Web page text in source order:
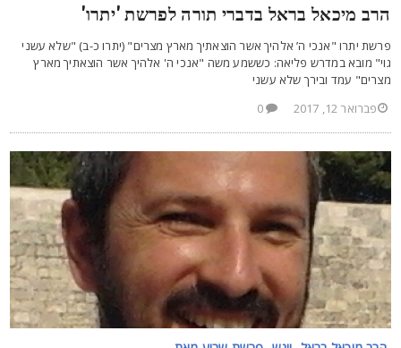
מיכאל בראל בדברי תורה לפרשת 'יתרו'
יתרו "אנכי ה’ אלהיך אשר הוצאתיך מארץ מצרים" (יתרו כ-ב) "שלא עשני
מובא במדרש פליאה: כששמע משה "אנכי ה' אלהיך אשר הוצאתיך מארץ
עמד ובירך שלא עשני
פברואר 12, 2017
0